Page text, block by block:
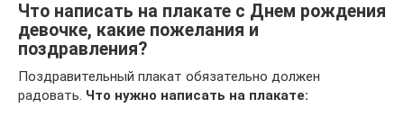
Что написать на плакате с Днем рождения
девочке, какие пожелания и
поздравления?
Поздравительный плакат обязательно должен
радовать. Что нужно написать на плакате: